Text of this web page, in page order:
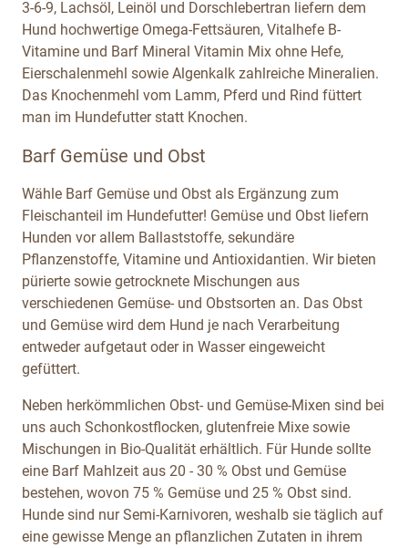
3-6-9, Lachsöl, Leinöl und Dorschlebertran liefern dem
Hund hochwertige Omega-Fettsäuren, Vitalhefe B-
Vitamine und Barf Mineral Vitamin Mix ohne Hefe,
Eierschalenmehl sowie Algenkalk zahlreiche Mineralien.
Das Knochenmehl vom Lamm, Pferd und Rind füttert
man im Hundefutter statt Knochen.
Barf Gemüse und Obst
Wähle Barf Gemüse und Obst als Ergänzung zum
Fleischanteil im Hundefutter! Gemüse und Obst liefern
Hunden vor allem Ballaststoffe, sekundäre
Pflanzenstoffe, Vitamine und Antioxidantien. Wir bieten
pürierte sowie getrocknete Mischungen aus
verschiedenen Gemüse- und Obstsorten an. Das Obst
und Gemüse wird dem Hund je nach Verarbeitung
entweder aufgetaut oder in Wasser eingeweicht
gefüttert.
Neben herkömmlichen Obst- und Gemüse-Mixen sind bei
uns auch Schonkostflocken, glutenfreie Mixe sowie
Mischungen in Bio-Qualität erhältlich. Für Hunde sollte
eine Barf Mahlzeit aus 20 - 30 % Obst und Gemüse
bestehen, wovon 75 % Gemüse und 25 % Obst sind.
Hunde sind nur Semi-Karnivoren, weshalb sie täglich auf
eine gewisse Menge an pflanzlichen Zutaten in ihrem